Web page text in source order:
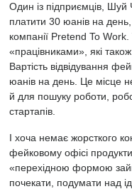
Один із підприємців, Шуй
платити 30 юанів на
компанії Pretend To Work.
«працівниками», які
Вартість відвідування
юанів на день. Це місце
й для пошуку роботи,
стартапів.
І хоча немає жорсткого
фейковому офісі
«перехідною формою
почекати, подумати над